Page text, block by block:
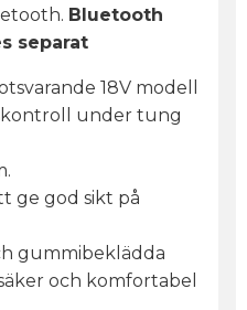
Bluetooth
separat
18V modell
under tung
ge god sikt på
gummibeklädda
och komfortabel